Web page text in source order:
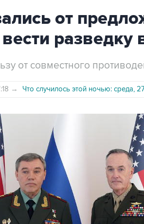
от
разведку
от совместного
→ Что случилось этой ночью: среда,